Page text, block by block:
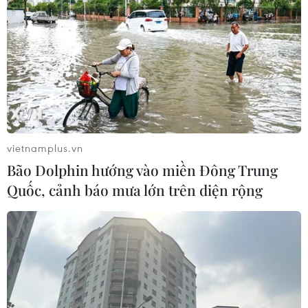
Mỹ: Xả súng tại nhà hàng ở bang
Idaho khiến 10 người thương vong
02/08/2026 11:17
Mỹ: Gian lận Medicaid làm dấy lên
tranh luận về quản lý ngân sách y tế
02/08/2026 08:23
Thẩm phán Mỹ tiếp tục tạm hoãn kế
hoạch chấm dứt bảo vệ công dân
Somalia
02/08/2026 06:59
vietnamplus.vn
Bão Dolphin hướng vào miền Đông Trung
Quốc, cảnh báo mưa lớn trên diện rộng